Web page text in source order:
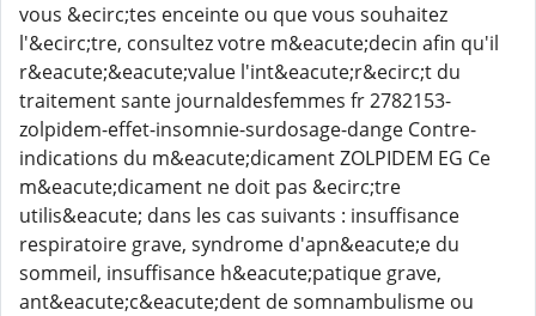
vous &ecirc;tes enceinte ou que vous souhaitez
l'&ecirc;tre, consultez votre m&eacute;decin afin qu'il
r&eacute;&eacute;value l'int&eacute;r&ecirc;t du
traitement sante journaldesfemmes fr 2782153-
zolpidem-effet-insomnie-surdosage-dange Contre-
indications du m&eacute;dicament ZOLPIDEM EG Ce
m&eacute;dicament ne doit pas &ecirc;tre
utilis&eacute; dans les cas suivants : insuffisance
respiratoire grave, syndrome d'apn&eacute;e du
sommeil, insuffisance h&eacute;patique grave,
ant&eacute;c&eacute;dent de somnambulisme ou